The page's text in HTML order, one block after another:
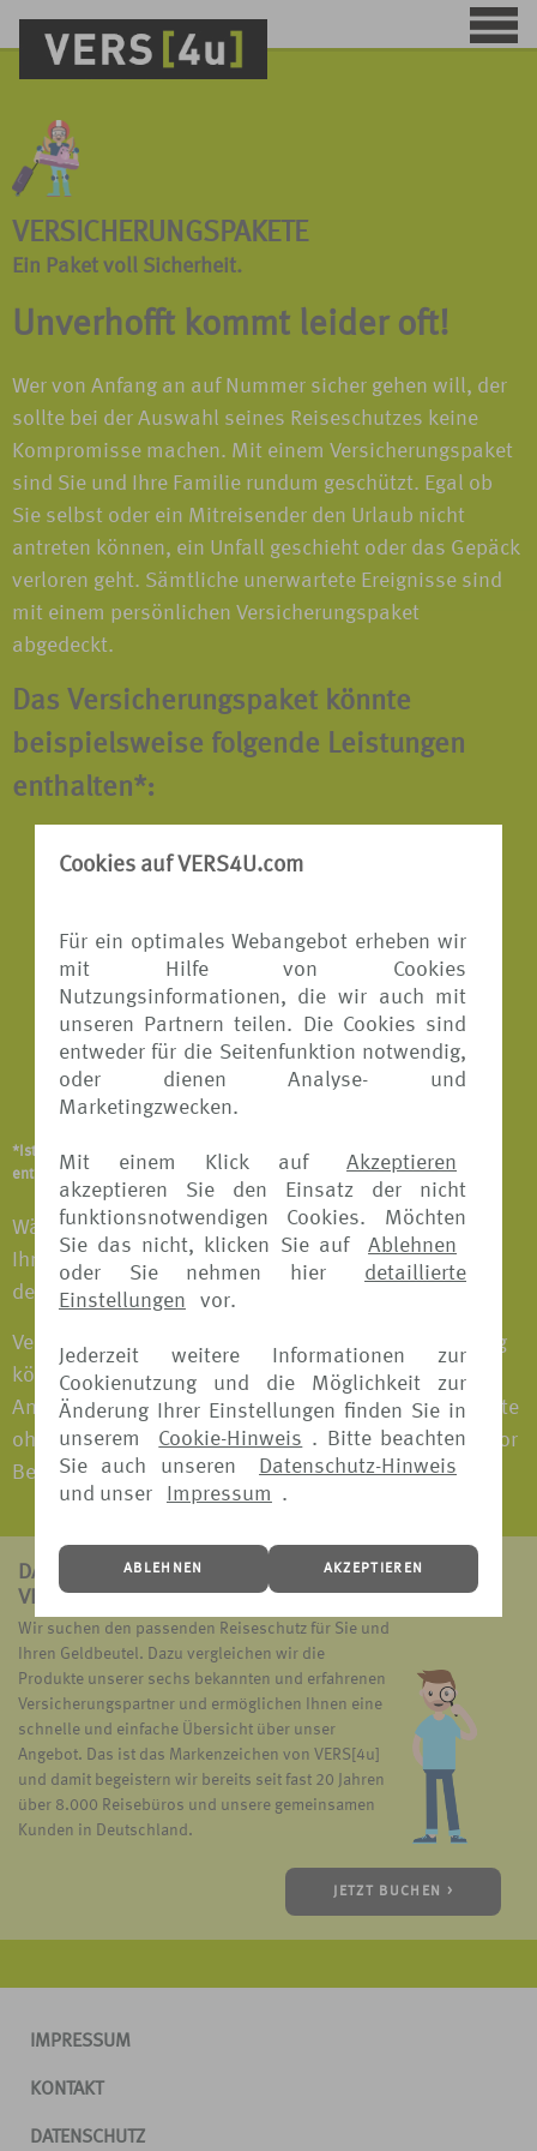
Cookies auf VERS4U.com
Für ein optimales Webangebot erheben wir
mit Hilfe von Cookies
Nutzungsinformationen, die wir auch mit
unseren Partnern teilen. Die Cookies sind
entweder für die Seitenfunktion notwendig,
oder dienen Analyse- und
Marketingzwecken.
Mit einem Klick auf
Akzeptieren
akzeptieren Sie den Einsatz der nicht
funktionsnotwendigen Cookies. Möchten
Sie das nicht, klicken Sie auf
Ablehnen
oder Sie nehmen hier
detaillierte
Einstellungen
vor.
Jederzeit weitere Informationen zur
Cookienutzung und die Möglichkeit zur
Änderung Ihrer Einstellungen finden Sie in
unserem
Cookie-Hinweis . Bitte beachten
Sie auch unseren
Datenschutz-Hinweis
und unser
Impressum .
ABLEHNEN AKZEPTIEREN
VERSICHERUNGSPAKETE
Ein Paket voll Sicherheit.
Unverhofft kommt leider oft!
Wer von Anfang an auf Nummer sicher gehen will, der
sollte bei der Auswahl seines Reiseschutzes keine
Kompromisse machen. Mit einem Versicherungspaket
sind Sie und Ihre Familie rundum geschützt. Egal ob
Sie selbst oder ein Mitreisender den Urlaub nicht
antreten können, ein Unfall geschieht oder das Gepäck
verloren geht. Sämtliche unerwartete Ereignisse sind
mit einem persönlichen Versicherungspaket
abgedeckt.
Das Versicherungspaket könnte
beispielsweise folgende Leistungen
enthalten*:
Reisekranken-Versicherung
Reisegepäck-Versicherung
Reiseunfall-Versicherung
Notfallversicherung
*Ist abhängig vom Versicherungsangebot und Versicherer. Details
entnehmen Sie bitte den jeweiligen Versicherungsbedingungen.
Wählen Sie das Versicherungspaket individuell nach
Ihren Bedürfnissen aus und fahren Sie entspannt in
den Urlaub.
Versicherungspakete mit Reiserücktritts-Versicherung
können bei fast allen Versicherern bis 30 Tage vor
Antritt der Reise gebucht werden. Versicherungspakete
ohne Reiserücktritts-Versicherung können jederzeit vor
Beginn der Reise gebucht werden.
DAS ZEICHNET
VERS[4U] AUS:
Wir suchen den passenden Reiseschutz für Sie und
Ihren Geldbeutel. Dazu vergleichen wir die
Produkte unserer sechs bekannten und erfahrenen
Versicherungspartner und ermöglichen Ihnen eine
schnelle und einfache Übersicht über unser
Angebot. Das ist das Markenzeichen von VERS[4u]
und damit begeistern wir bereits seit fast 20 Jahren
über 8.000 Reisebüros und unsere gemeinsamen
Kunden in Deutschland.
JETZT BUCHEN >
IMPRESSUM
KONTAKT
DATENSCHUTZ